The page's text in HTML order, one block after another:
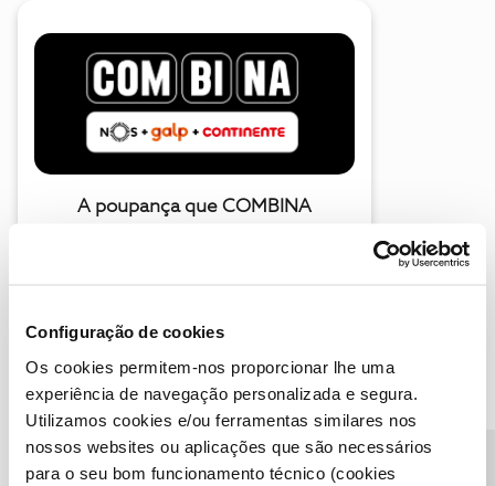
Configuração de cookies
Os cookies permitem-nos proporcionar lhe uma
experiência de navegação personalizada e segura.
Utilizamos cookies e/ou ferramentas similares nos
nossos websites ou aplicações que são necessários
para o seu bom funcionamento técnico (cookies
A poupança que COMBINA
Descubra as novidades de junho